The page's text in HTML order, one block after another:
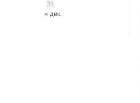
31
« дек.